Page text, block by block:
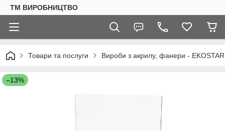
ТМ ВИРОБНИЦТВО
Товари та послуги Вироби з акрилу, фанери - EKOSTAR
–13%